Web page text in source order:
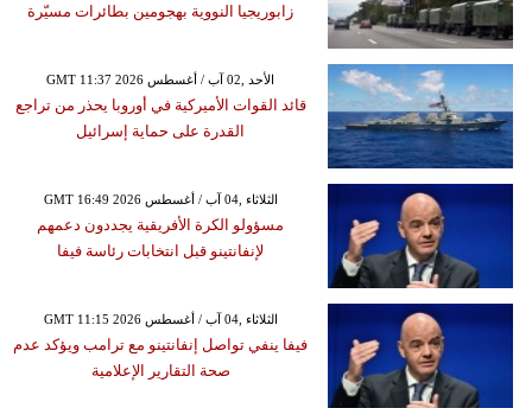
زابوريجيا النووية بهجومين بطائرات مسيّرة
GMT 11:37 2026 الأحد ,02 آب / أغسطس
قائد القوات الأميركية في أوروبا يحذر من تراجع
القدرة على حماية إسرائيل
GMT 16:49 2026 الثلاثاء ,04 آب / أغسطس
مسؤولو الكرة الأفريقية يجددون دعمهم
لإنفانتينو قبل انتخابات رئاسة فيفا
GMT 11:15 2026 الثلاثاء ,04 آب / أغسطس
فيفا ينفي تواصل إنفانتينو مع ترامب ويؤكد عدم
صحة التقارير الإعلامية